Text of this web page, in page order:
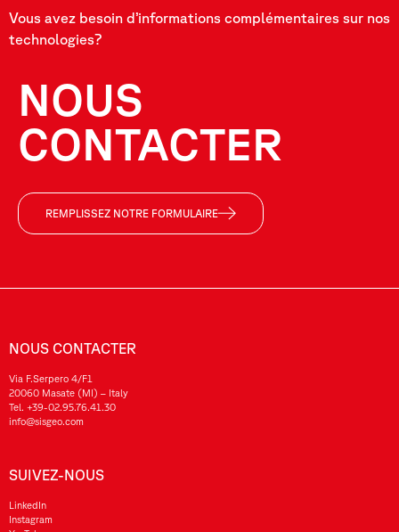
Vous avez besoin d’informations complémentaires sur nos
technologies?
NOUS
CONTACTER
REMPLISSEZ NOTRE FORMULAIRE
NOUS CONTACTER
Via F.Serpero 4/F1
20060 Masate (MI) – Italy
Tel. +39-02.95.76.41.30
info@sisgeo.com
SUIVEZ-NOUS
LinkedIn
Instagram